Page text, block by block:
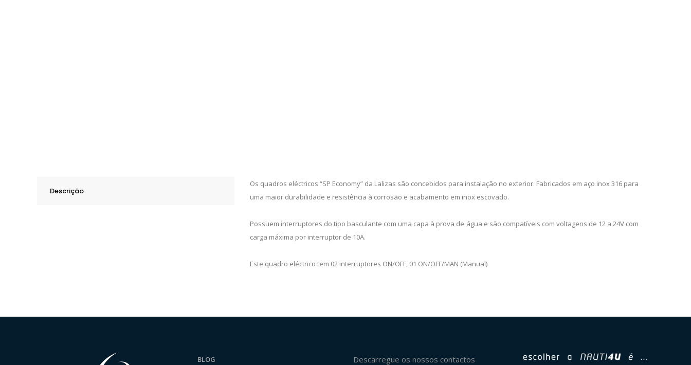
Descrição
Os quadros eléctricos “SP Economy” da Lalizas são concebidos para instalação no exterior. Fabricados em aço inox 316 para
uma maior durabilidade e resistência à corrosão e acabamento em inox escovado.
Possuem interruptores do tipo basculante com uma capa à prova de água e são compatíveis com voltagens de 12 a 24V com
carga máxima por interruptor de 10A.
Este quadro eléctrico tem 02 interruptores ON/OFF, 01 ON/OFF/MAN (Manual)
BLOG
Descarregue os nossos contactos